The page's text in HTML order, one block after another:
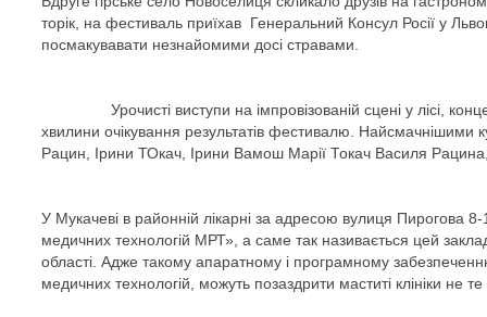
торік, на фестиваль приїхав Генеральний Консул Росії у
посмакувавати незнайомими досі стравами.
Урочисті виступи на імпровізованій сцені у лісі,
хвилини очікування результатів фестивалю.
Рацин, Ірини ТОкач, Ірини Вамош Марії Токач Василя
У Мукачеві в районній лікарні за адресою вулиця Пирогова
медичних технологій МРТ», а саме так називається цей
області. Адже такому апаратному і програмному
медичних технологій, можуть позаздрити маститі клініки не